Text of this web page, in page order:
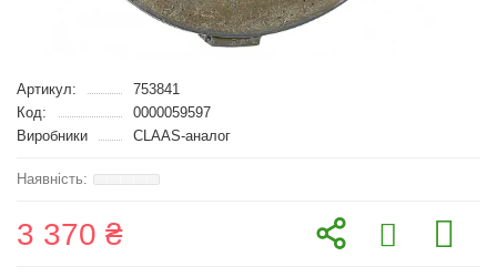
Артикул:
753841
Код:
0000059597
Виробники
CLAAS-аналог
3 370 ₴